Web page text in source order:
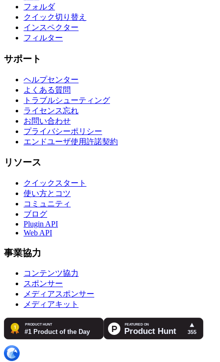
フォルダ
クイック切り替え
インスペクター
フィルター
サポート
ヘルプセンター
よくある質問
トラブルシューティング
ライセンス忘れ
お問い合わせ
プライバシーポリシー
エンドユーザ使用許諾契約
リソース
クイックスタート
使い方とコツ
コミュニティ
ブログ
Plugin API
Web API
事業協力
コンテンツ協力
スポンサー
メディアスポンサー
メディアキット